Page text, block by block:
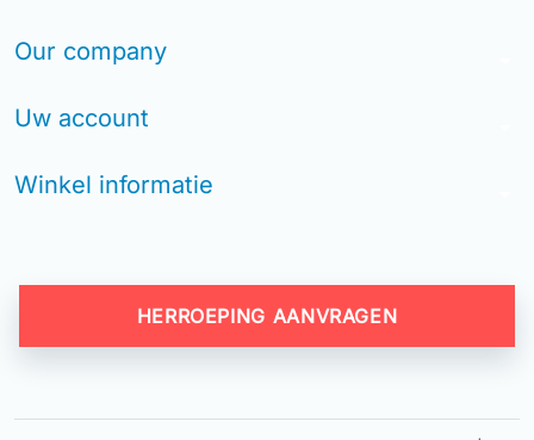
Our company
Uw account
Winkel informatie
HERROEPING AANVRAGEN